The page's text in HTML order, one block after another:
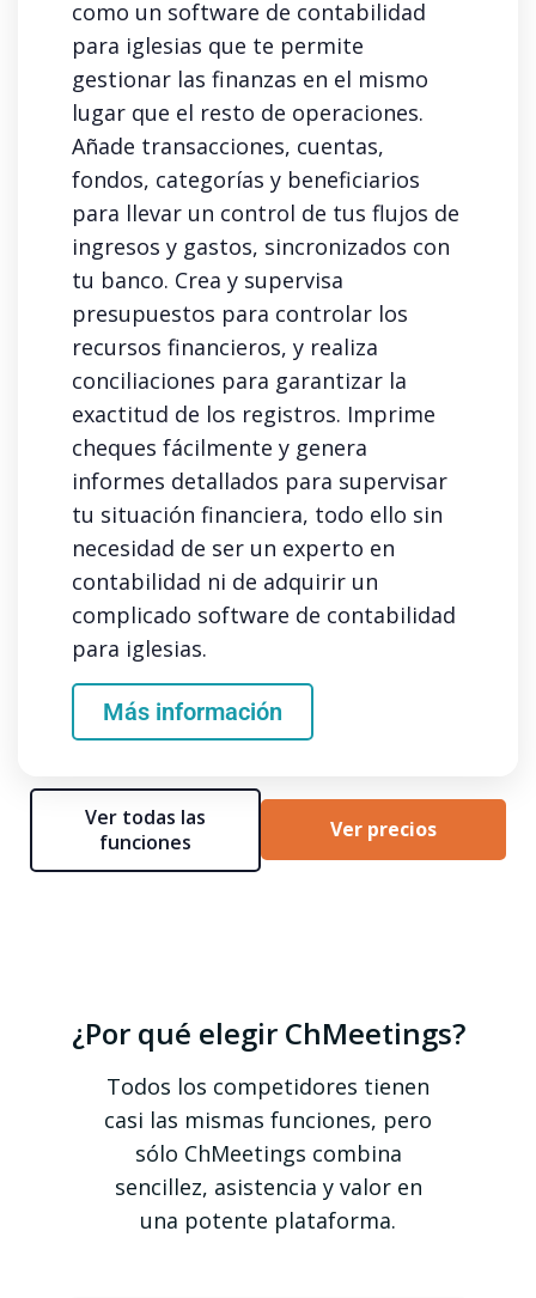
como un software de contabilidad
para iglesias que te permite
gestionar las finanzas en el mismo
lugar que el resto de operaciones.
Añade transacciones, cuentas,
fondos, categorías y beneficiarios
para llevar un control de tus flujos de
ingresos y gastos, sincronizados con
tu banco. Crea y supervisa
presupuestos para controlar los
recursos financieros, y realiza
conciliaciones para garantizar la
exactitud de los registros. Imprime
cheques fácilmente y genera
informes detallados para supervisar
tu situación financiera, todo ello sin
necesidad de ser un experto en
contabilidad ni de adquirir un
complicado software de contabilidad
para iglesias.
Más información
Ver todas las
funciones
Ver precios
¿Por qué elegir ChMeetings?
Todos los competidores tienen
casi las mismas funciones, pero
sólo ChMeetings combina
sencillez, asistencia y valor en
una potente plataforma.